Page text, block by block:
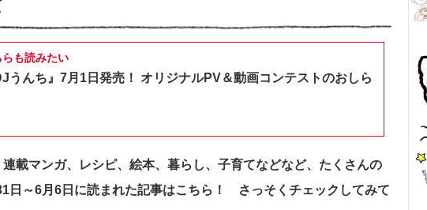
らも読みたい
うんち』7月1日発売！ オリジナルPV＆動画コンテストのおしら
載マンガ、レシピ、絵本、暮らし、子育てなどなど、たくさんの
日～6月6 日に読まれた記事はこちら！ さっそく チェックしてみて